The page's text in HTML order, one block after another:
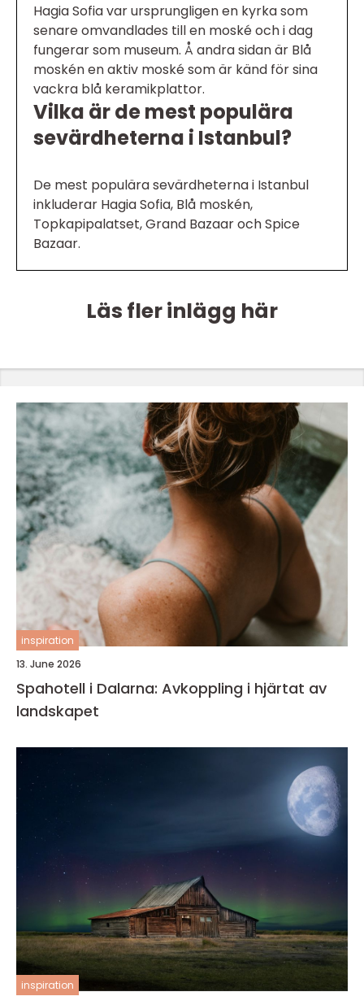
Hagia Sofia var ursprungligen en kyrka som
senare omvandlades till en moské och i dag
fungerar som museum. Å andra sidan är Blå
moskén en aktiv moské som är känd för sina
vackra blå keramikplattor.
Vilka är de mest populära
sevärdheterna i Istanbul?
De mest populära sevärdheterna i Istanbul
inkluderar Hagia Sofia, Blå moskén,
Topkapipalatset, Grand Bazaar och Spice
Bazaar.
Läs fler inlägg här
inspiration
13. June 2026
Spahotell i Dalarna: Avkoppling i hjärtat av
landskapet
inspiration